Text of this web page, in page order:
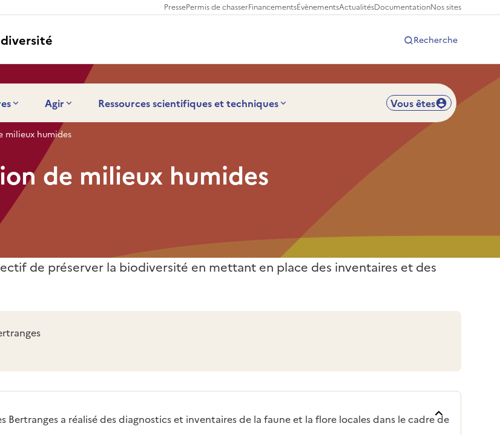
PressePermis de chasserFinancementsÉvènementsActualitésDocumentationNos sites
Recherche
Agir Ressources scientifiques et techniques Vous êtes
milieux humides
de milieux humides
de préserver la biodiversité en mettant en place des inventaires et des
Bertranges a réalisé des diagnostics et inventaires de la faune et la flore locales dans le cadre de